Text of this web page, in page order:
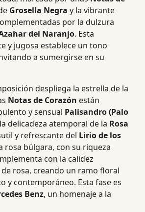
Grosella Negra y la vibrante
por la dulzura
del Naranjo. Esta
y jugosa establece un tono
a sumergirse en su
despliega la estrella de la
Notas de Corazón están
y sensual Palisandro (Palo
delicadeza atemporal de la Rosa
y refrescante del Lirio de los
rosa búlgara, con su riqueza
con la calidez
rosa, creando un ramo floral
y contemporáneo. Esta fase es
Benz, un homenaje a la